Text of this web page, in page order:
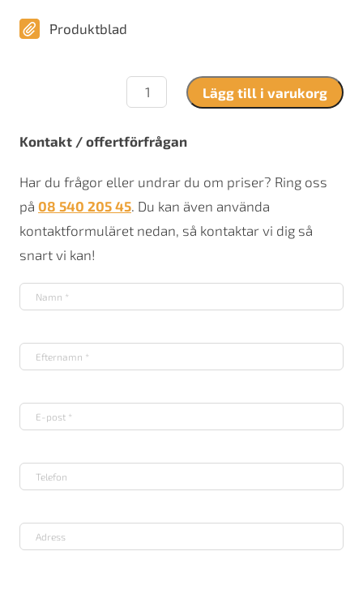
Produktblad
Premodul
Skorsten
Lägg till i varukorg
Kontakt / offertförfrågan
Har du frågor eller undrar du om priser? Ring oss
på 08 540 205 45 . Du kan även använda
kontaktformuläret nedan, så kontaktar vi dig så
snart vi kan!